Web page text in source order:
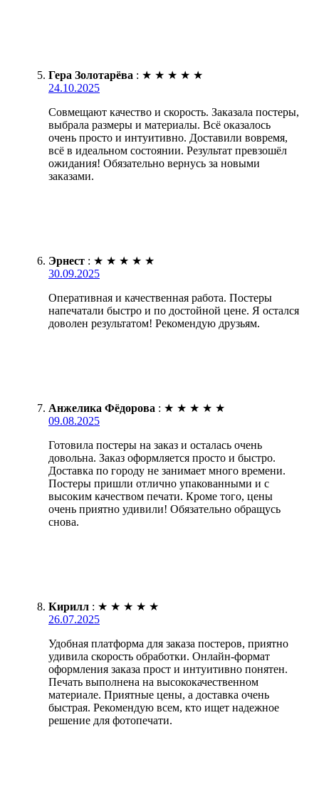
Гера Золотарёва : ★ ★ ★ ★ ★
24.10.2025
Совмещают качество и скорость. Заказала постеры,
выбрала размеры и материалы. Всё оказалось
очень просто и интуитивно. Доставили вовремя,
всё в идеальном состоянии. Результат превзошёл
ожидания! Обязательно вернусь за новыми
заказами.
Эрнест : ★ ★ ★ ★ ★
30.09.2025
Оперативная и качественная работа. Постеры
напечатали быстро и по достойной цене. Я остался
доволен результатом! Рекомендую друзьям.
Анжелика Фёдорова : ★ ★ ★ ★ ★
09.08.2025
Готовила постеры на заказ и осталась очень
довольна. Заказ оформляется просто и быстро.
Доставка по городу не занимает много времени.
Постеры пришли отлично упакованными и с
высоким качеством печати. Кроме того, цены
очень приятно удивили! Обязательно обращусь
снова.
Кирилл : ★ ★ ★ ★ ★
26.07.2025
Удобная платформа для заказа постеров, приятно
удивила скорость обработки. Онлайн-формат
оформления заказа прост и интуитивно понятен.
Печать выполнена на высококачественном
материале. Приятные цены, а доставка очень
быстрая. Рекомендую всем, кто ищет надежное
решение для фотопечати.